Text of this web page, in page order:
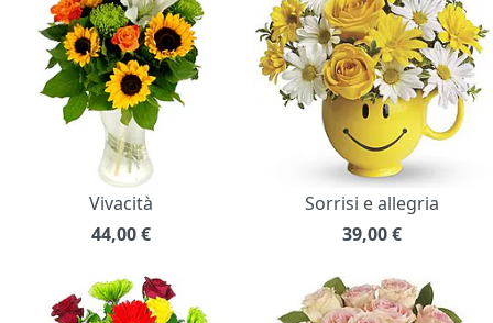
Vivacità
44,00€
Sorrisi e allegria
39,00€